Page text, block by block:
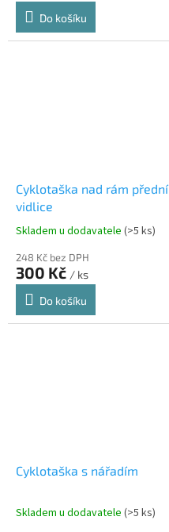
Do košíku
Cyklotaška nad rám přední
vidlice
Skladem u dodavatele (>5 ks)
248 Kč bez DPH
300 Kč / ks
Do košíku
Cyklotaška s nářadím
Skladem u dodavatele (>5 ks)